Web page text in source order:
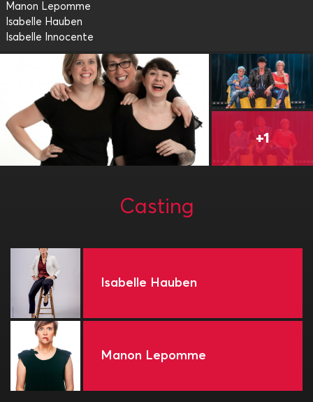
Manon Lepomme
Isabelle Hauben
Isabelle Innocente
Casting
Isabelle Hauben
Manon Lepomme